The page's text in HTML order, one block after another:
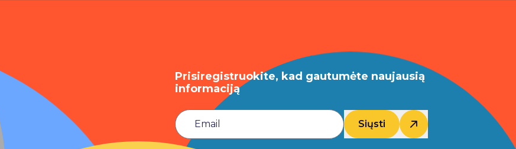
Prisiregistruokite, kad gautumėte naujausią
informaciją
Siųsti